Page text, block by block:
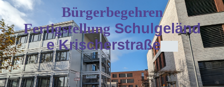
Bürgerbegehren
Fertigstellung Schulgeländ
e Krischerstraße